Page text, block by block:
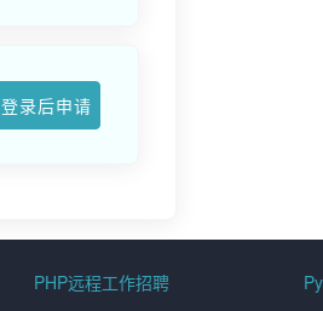
登录后申请
PHP远程工作招聘